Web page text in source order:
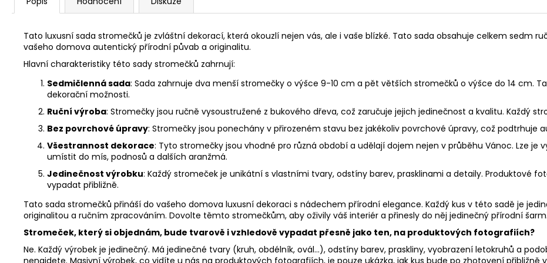
Tato luxusní sada stromečků je zvláštní dekorací, která okouzlí nejen vás, ale i vaše blízké. Tato sada obsahuje celkem sedm
vašeho domova autentický přírodní půvab a originalitu.
Hlavní charakteristiky této sady stromečků zahrnují:
Sedmičlenná sada: Sada zahrnuje dva menší stromečky o výšce 9-10 cm a pět větších stromečků o výšce do 14 cm.
dekorační možnosti.
Ruční výroba: Stromečky jsou ručně vysoustružené z bukového dřeva, což zaručuje jejich jedinečnost a kvalitu. Každý
Bez povrchové úpravy: Stromečky jsou ponechány v přirozeném stavu bez jakékoliv povrchové úpravy, což podtrhuje
Všestrannost dekorace: Tyto stromečky jsou vhodné pro různá období a udělají dojem nejen v průběhu Vánoc. Lze je
umístit do mís, podnosů a dalších aranžmá.
Jedinečnost výrobku: Každý stromeček je unikátní s vlastními tvary, odstíny barev, prasklinami a detaily. Produktové
vypadat přibližně.
Tato sada stromečků přináší do vašeho domova luxusní dekoraci s nádechem přírodní elegance. Každý kus v této sadě je
originalitou a ručním zpracováním. Dovolte těmto stromečkům, aby oživily váš interiér a přinesly do něj jedinečný přírodní šarm.
Stromeček, který si objednám, bude tvarově i vzhledově vypadat přesně jako ten, na produktových fotografiích?
Ne. Každý výrobek je jedinečný. Má jedinečné tvary (kruh, obdélník, ovál...), odstíny barev, praskliny, vyobrazení letokruhů a